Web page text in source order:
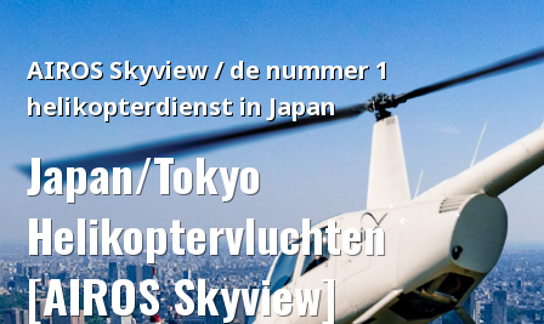
AIROS Skyview / de nummer 1
helikopterdienst in Japan
Japan/Tokyo
Helikoptervluchten
[AIROS Skyview]